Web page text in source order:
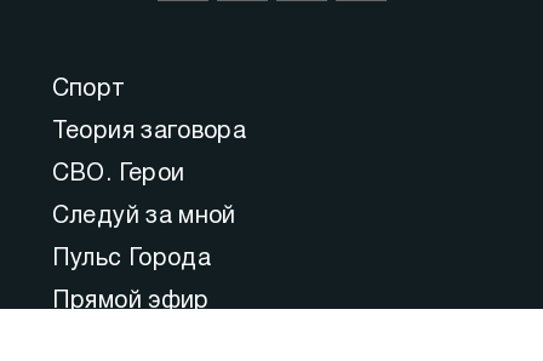
Спорт
Теория заговора
СВО. Герои
Следуй за мной
Пульс Города
Прямой эфир